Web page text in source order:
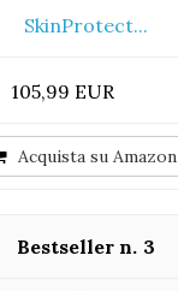
SkinProtect...
105,99 EUR
Acquista su Amazon
3